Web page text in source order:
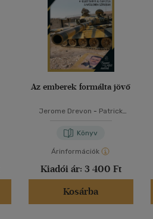
Az emberek formálta jövő
Jerome Drevon - Patrick
Könyv
Árinformációk
Kiadói ár: 3 400 Ft
Kosárba